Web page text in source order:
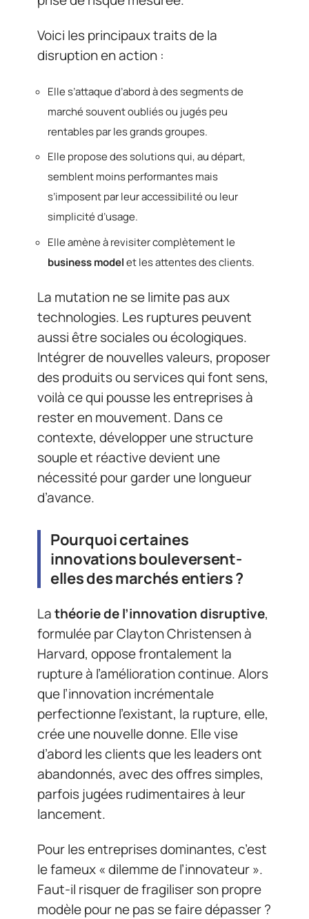
Voici les principaux traits de la
disruption en action :
Elle s’attaque d’abord à des segments de
marché souvent oubliés ou jugés peu
rentables par les grands groupes.
Elle propose des solutions qui, au départ,
semblent moins performantes mais
s’imposent par leur accessibilité ou leur
simplicité d’usage.
Elle amène à revisiter complètement le
business modelet les attentes des clients.
La mutation ne se limite pas aux
technologies. Les ruptures peuvent
aussi être sociales ou écologiques.
Intégrer de nouvelles valeurs, proposer
des produits ou services qui font sens,
voilà ce qui pousse les entreprises à
rester en mouvement. Dans ce
contexte, développer une structure
souple et réactive devient une
nécessité pour garder une longueur
d’avance.
Pourquoi certaines
innovations bouleversent-
elles des marchés entiers ?
Lathéorie de l’innovation disruptive,
formulée par Clayton Christensen à
Harvard, oppose frontalement la
rupture à l’amélioration continue. Alors
que l’innovation incrémentale
perfectionne l’existant, la rupture, elle,
crée une nouvelle donne. Elle vise
d’abord les clients que les leaders ont
abandonnés, avec des offres simples,
parfois jugées rudimentaires à leur
lancement.
Pour les entreprises dominantes, c’est
le fameux « dilemme de l’innovateur ».
Faut-il risquer de fragiliser son propre
modèle pour ne pas se faire dépasser ?